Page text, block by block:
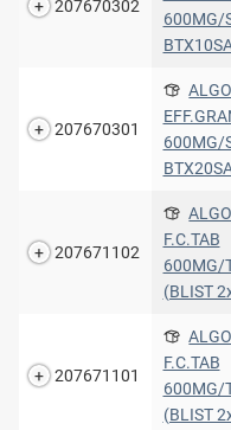
207670302
600MG/
207670301
600MG/
207671102
F.C.TAB
600MG/
(BLIST
207671101
F.C.TAB
600MG/
(BLIST